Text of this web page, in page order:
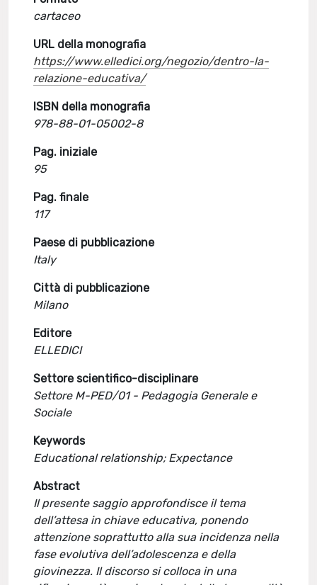
cartaceo
URL della monografia
https://www.elledici.org/negozio/dentro-la-
relazione-educativa/
ISBN della monografia
978-88-01-05002-8
Pag. iniziale
95
Pag. finale
117
Paese di pubblicazione
Italy
Città di pubblicazione
Milano
Editore
ELLEDICI
Settore scientifico-disciplinare
Settore M-PED/01 - Pedagogia Generale e
Sociale
Keywords
Educational relationship; Expectance
Abstract
Il presente saggio approfondisce il tema
dell’attesa in chiave educativa, ponendo
attenzione soprattutto alla sua incidenza nella
fase evolutiva dell’adolescenza e della
giovinezza. Il discorso si colloca in una